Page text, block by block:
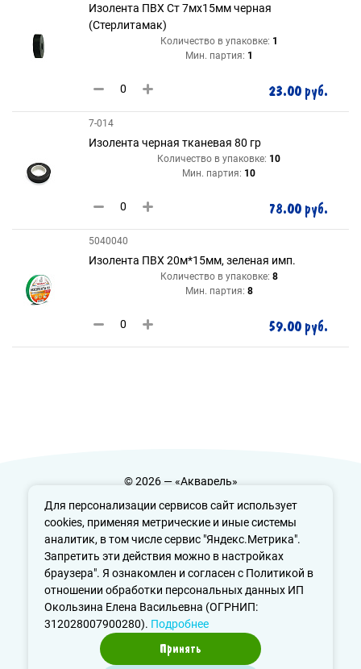
Для персонализации сервисов сайт использует
cookies, применяя метрические и иные системы
аналитик, в том числе сервис "Яндекс.Метрика".
Запретить эти действия можно в настройках
браузера". Я ознакомлен и согласен с Политикой в
отношении обработки персональных данных ИП
Окользина Елена Васильевна (ОГРНИП:
312028007900280). Подробнее
Принять
Изолента ПВХ Ст 7мх15мм черная
(Стерлитамак)
Количество в упаковке: 1
Мин. партия: 1
23.00 руб.
7-014
Изолента черная тканевая 80 гр
Количество в упаковке: 10
Мин. партия: 10
78.00 руб.
5040040
Изолента ПВХ 20м*15мм, зеленая имп.
Количество в упаковке: 8
Мин. партия: 8
59.00 руб.
© 2026 — «Акварель»
Политика конфиденциальности